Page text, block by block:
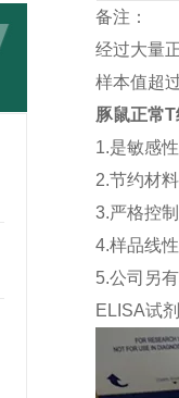
备注：
经过大量
样本值超
豚鼠正常
1.是敏感
2.节约材
3.严格控
4.样品线
5.公司另
ELISA试